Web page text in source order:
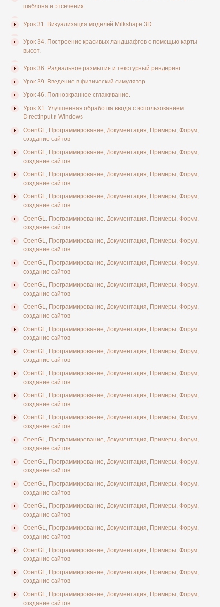
шаблона и отсечения.
Урок 31. Визуализация моделей Milkshape 3D
Урок 34. Построение красивых ландшафтов с помощью карты
высот.
Урок 36. Радиальное размытие и текстурный рендеринг
Урок 39. Введение в физический симулятор
Урок 46. Полноэкранное сглаживание.
Урок X1. Улучшенная обработка ввода с использованием
DirectInput и Windows
OpenGL, Программирование, Документация, Примеры, Форум,
создание сайтов
OpenGL, Программирование, Документация, Примеры, Форум,
создание сайтов
OpenGL, Программирование, Документация, Примеры, Форум,
создание сайтов
OpenGL, Программирование, Документация, Примеры, Форум,
создание сайтов
OpenGL, Программирование, Документация, Примеры, Форум,
создание сайтов
OpenGL, Программирование, Документация, Примеры, Форум,
создание сайтов
OpenGL, Программирование, Документация, Примеры, Форум,
создание сайтов
OpenGL, Программирование, Документация, Примеры, Форум,
создание сайтов
OpenGL, Программирование, Документация, Примеры, Форум,
создание сайтов
OpenGL, Программирование, Документация, Примеры, Форум,
создание сайтов
OpenGL, Программирование, Документация, Примеры, Форум,
создание сайтов
OpenGL, Программирование, Документация, Примеры, Форум,
создание сайтов
OpenGL, Программирование, Документация, Примеры, Форум,
создание сайтов
OpenGL, Программирование, Документация, Примеры, Форум,
создание сайтов
OpenGL, Программирование, Документация, Примеры, Форум,
создание сайтов
OpenGL, Программирование, Документация, Примеры, Форум,
создание сайтов
OpenGL, Программирование, Документация, Примеры, Форум,
создание сайтов
OpenGL, Программирование, Документация, Примеры, Форум,
создание сайтов
OpenGL, Программирование, Документация, Примеры, Форум,
создание сайтов
OpenGL, Программирование, Документация, Примеры, Форум,
создание сайтов
OpenGL, Программирование, Документация, Примеры, Форум,
создание сайтов
OpenGL, Программирование, Документация, Примеры, Форум,
создание сайтов